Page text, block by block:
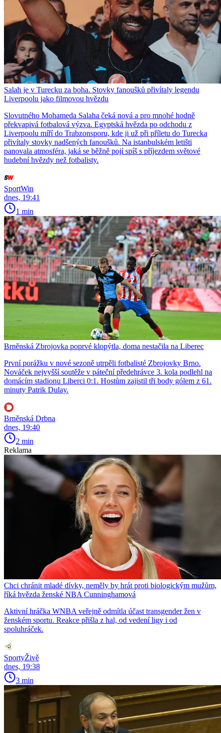
Salah je v Turecku za boha. Stovky fanoušků přivítaly legendu
Liverpoolu jako filmovou hvězdu
Slovutného Mohameda Salaha čeká nová a pro mnohé hodně
překvapivá fotbalová výzva. Egyptská hvězda po odchodu z
Liverpoolu míří do Trabzonsporu, kde ji už při příletu do Turecka
přivítaly stovky nadšených fanoušků. Na istanbulském letišti
panovala atmosféra, jaká se běžně pojí spíš s příjezdem světové
hudební hvězdy než fotbalisty.
SportWin
dnes, 19:41
1 min
Brněnská Zbrojovka poprvé klopýtla, doma nestačila na Liberec
První porážku v nové sezoně utrpěli fotbalisté Zbrojovky Brno.
Nováček nejvyšší soutěže v páteční předehrávce 3. kola podlehl na
domácím stadionu Liberci 0:1. Hostům zajistil tři body gólem z 61.
minuty Patrik Dulay.
Brněnská Drbna
dnes, 19:40
2 min
Reklama
Chci chránit mladé dívky, neměly by hrát proti biologickým mužům,
říká hvězda ženské NBA Cunninghamová
Aktivní hráčka WNBA veřejně odmítla účast transgender žen v
ženském sportu. Reakce přišla z hal, od vedení ligy i od
spoluhráček.
SportyŽivě
dnes, 19:38
3 min